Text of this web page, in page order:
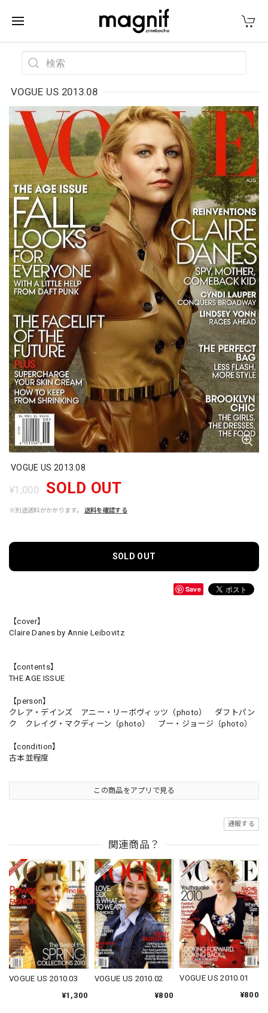
VOGUE US 2013.08
VOGUE US 2013.08
¥1,000 SOLD OUT
※別途送料がかかります。 送料を確認する
SOLD OUT
Save
【cover】
Claire Danes by Annie Leibovitz
【contents】
THE AGE ISSUE
【person】
クレア・デインズ アニー・リーボヴィッツ（photo） ダフトパン
ク クレイグ・マクディーン（photo） ブー・ジョージ（photo）
【condition】
古本並程度
この商品をアプリで見る
通報する
関連商品？
VOGUE US 2010.03
¥1,300
VOGUE US 2010.02
¥800
VOGUE US 2010.01
¥800